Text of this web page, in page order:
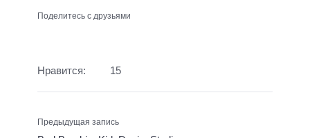
Поделитесь с друзьями
Нравится: 15
Предыдущая запись